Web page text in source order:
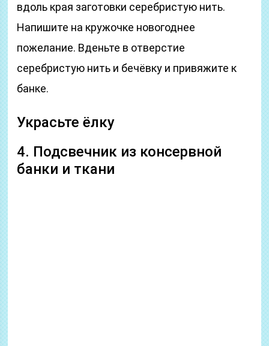
вдоль края заготовки серебристую нить.
Напишите на кружочке новогоднее
пожелание. Вденьте в отверстие
серебристую нить и бечёвку и привяжите к
банке.
Украсьте ёлку
4. Подсвечник из консервной
банки и ткани